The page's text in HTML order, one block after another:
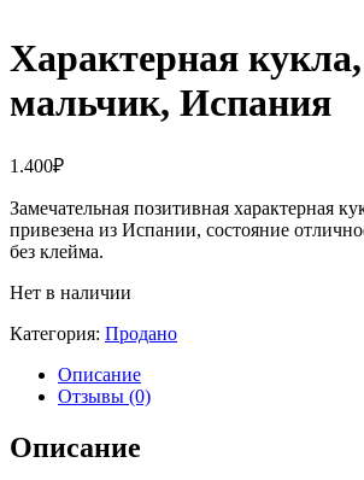
Характерная
мальчик, Испания
1.400₽
Замечательная позитивная характерная
привезена из Испании, состояние
без клейма.
Нет в наличии
Категория: Продано
Описание
Отзывы (0)
Описание